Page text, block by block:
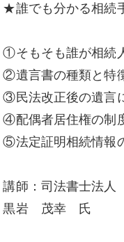
★誰でも分かる相続
①そもそも誰が相続
②遺言書の種類と特
③民法改正後の遺言
④配偶者居住権の制
⑤法定証明相続情報
講師：司法書士法
黒岩 茂幸 氏